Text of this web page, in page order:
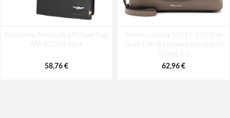
Peňaženka Aeronautica Militare Flag
AM-103-01 black
58,76 €
Tamaris Carolina 33271-950 Dark
taupe Dámska kabelka cez rameno
béžová 5 L
62,96 €